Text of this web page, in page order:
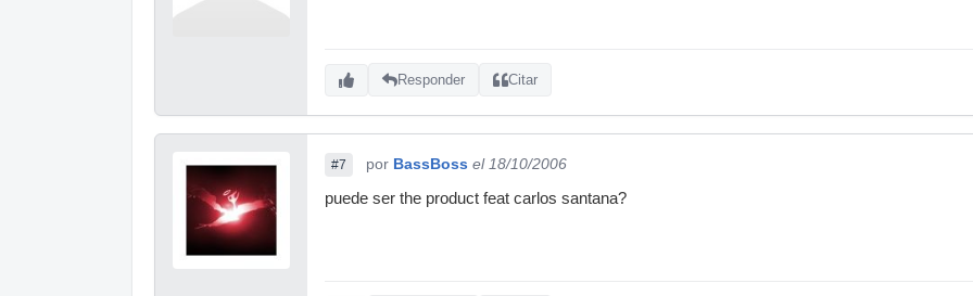
Responder Citar
#7 por BassBoss el 18/10/2006
puede ser the product feat carlos santana?